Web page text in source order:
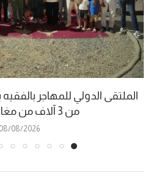
الملتقى الدولي للمهاجر
من 3 آلاف من مغاربة العالم
08/08/2026